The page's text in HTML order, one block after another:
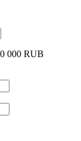
000 RUB